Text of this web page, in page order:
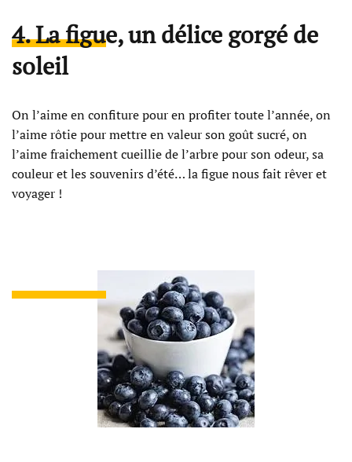
4. La figue, un délice gorgé de
soleil
On l’aime en confiture pour en profiter toute l’année, on
l’aime rôtie pour mettre en valeur son goût sucré, on
l’aime fraichement cueillie de l’arbre pour son odeur, sa
couleur et les souvenirs d’été… la figue nous fait rêver et
voyager !